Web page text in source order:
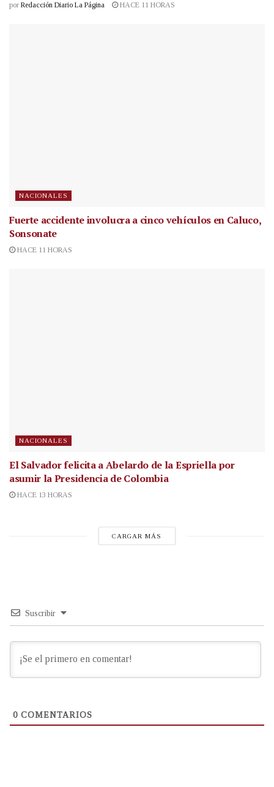
por Redacción Diario La Página HACE 11 HORAS
NACIONALES
Fuerte accidente involucra a cinco vehículos en Caluco,
Sonsonate
HACE 11 HORAS
NACIONALES
El Salvador felicita a Abelardo de la Espriella por
asumir la Presidencia de Colombia
HACE 13 HORAS
CARGAR MÁS
Suscribir
0 COMENTARIOS